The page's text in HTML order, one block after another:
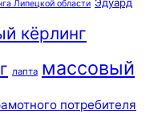
Липецкой области
кёрлинг
лапта массовый
потребителя